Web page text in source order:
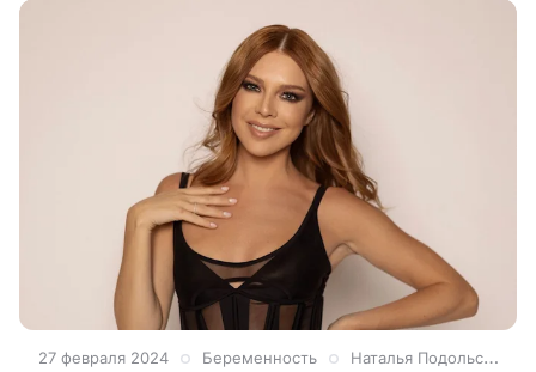
27 февраля 2024 Беременность Наталья Подольская